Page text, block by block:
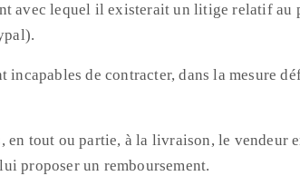
avec lequel il existerait un litige relatif au
de contracter, dans la mesure
tout ou partie, à la livraison, le vendeur
proposer un remboursement.